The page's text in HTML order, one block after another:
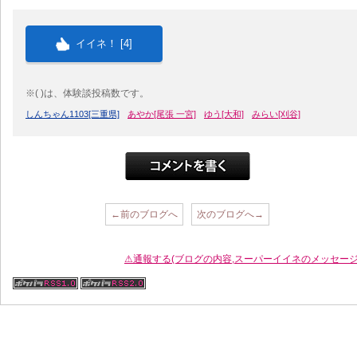
イイネ！ [4]
※( )は、体験談投稿数です。
しんちゃん1103[三重県] あやか[尾張 一宮] ゆう[大和] みらい[刈谷]
←前のブログへ 次のブログへ→
⚠通報する(ブログの内容,スーパーイイネのメッセー